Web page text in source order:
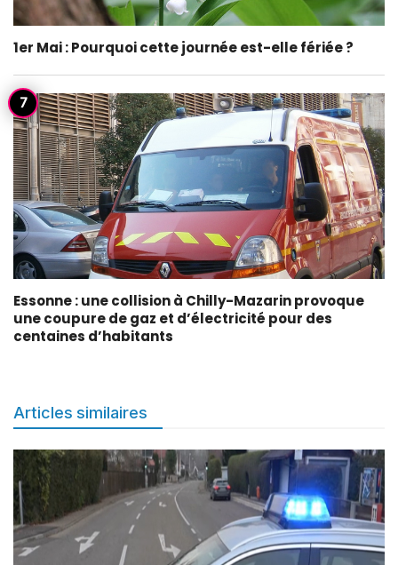
1er Mai : Pourquoi cette journée est-elle fériée ?
Essonne : une collision à Chilly-Mazarin provoque
une coupure de gaz et d’électricité pour des
centaines d’habitants
Articles similaires